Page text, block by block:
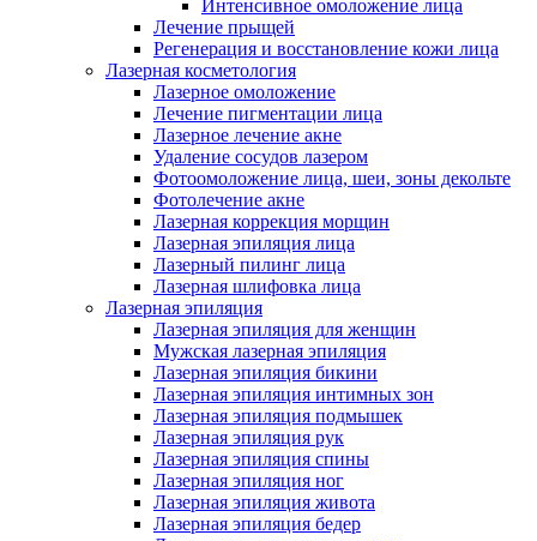
Интенсивное омоложение лица
Лечение прыщей
Регенерация и восстановление кожи лица
Лазерная косметология
Лазерное омоложение
Лечение пигментации лица
Лазерное лечение акне
Удаление сосудов лазером
Фотоомоложение лица, шеи, зоны декольте
Фотолечение акне
Лазерная коррекция морщин
Лазерная эпиляция лица
Лазерный пилинг лица
Лазерная шлифовка лица
Лазерная эпиляция
Лазерная эпиляция для женщин
Мужская лазерная эпиляция
Лазерная эпиляция бикини
Лазерная эпиляция интимных зон
Лазерная эпиляция подмышек
Лазерная эпиляция рук
Лазерная эпиляция спины
Лазерная эпиляция ног
Лазерная эпиляция живота
Лазерная эпиляция бедер